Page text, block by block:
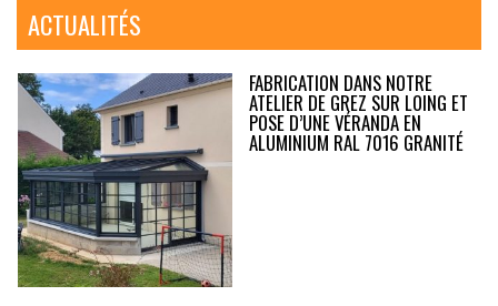
ACTUALITÉS
FABRICATION DANS NOTRE
ATELIER DE GREZ SUR LOING ET
POSE D’UNE VÉRANDA EN
ALUMINIUM RAL 7016 GRANITÉ